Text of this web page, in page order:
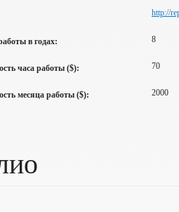
http://
в годах: 8
часа работы ($): 70
месяца работы ($): 2000